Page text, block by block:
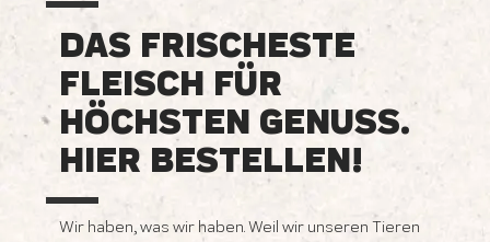
DAS FRISCHESTE
FLEISCH FÜR
HÖCHSTEN GENUSS.
HIER BESTELLEN!
Wir haben, was wir haben. Weil wir unseren Tieren